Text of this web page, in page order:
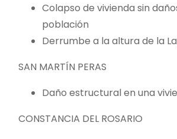
Colapso de vivienda sin
población
Derrumbe a la altura de la
SAN MARTÍN PERAS
Daño estructural en una
CONSTANCIA DEL ROSARIO